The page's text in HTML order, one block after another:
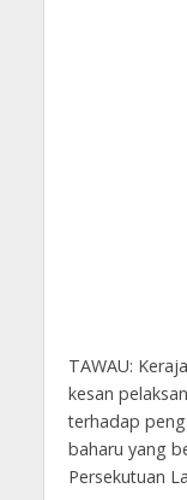
TAWAU:
kesan
terhadap
baharu yang
Persekutuan